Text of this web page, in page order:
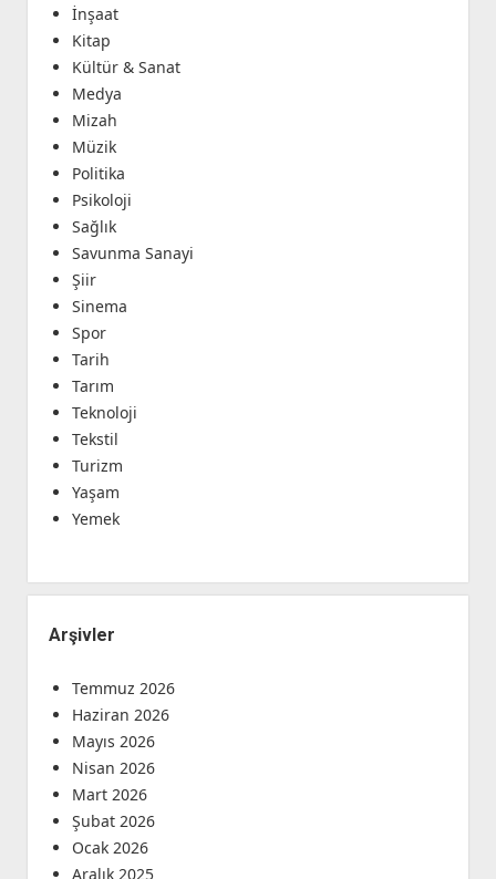
İnşaat
Kitap
Kültür & Sanat
Medya
Mizah
Müzik
Politika
Psikoloji
Sağlık
Savunma Sanayi
Şiir
Sinema
Spor
Tarih
Tarım
Teknoloji
Tekstil
Turizm
Yaşam
Yemek
Arşivler
Temmuz 2026
Haziran 2026
Mayıs 2026
Nisan 2026
Mart 2026
Şubat 2026
Ocak 2026
Aralık 2025